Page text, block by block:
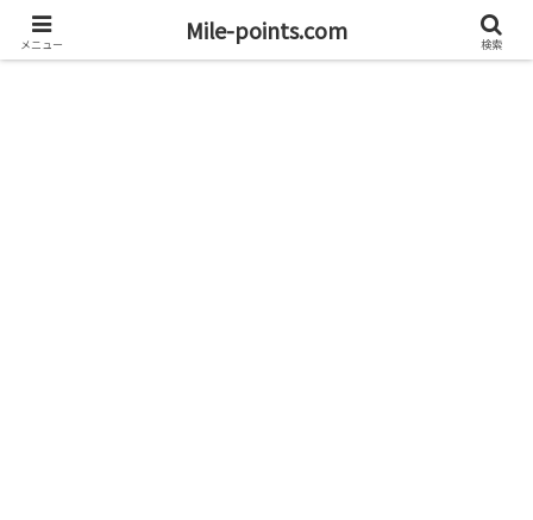
資産1億円を目指すブログと旅
メニュー Mile-points.com 検索